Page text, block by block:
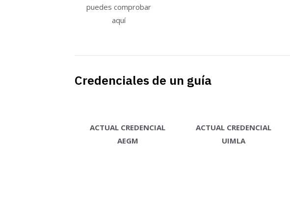
puedes comprobar
aquí
Credenciales de un guía
ACTUAL CREDENCIAL
AEGM
ACTUAL CREDENCIAL
UIMLA